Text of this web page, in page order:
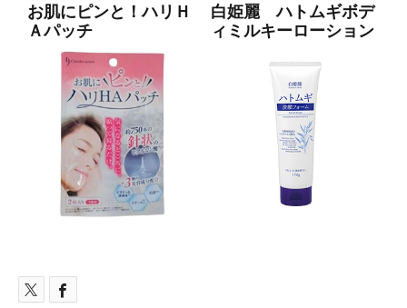
お肌にピンと！ハリＨ
Ａパッチ
白姫麗 ハトムギボデ
ィミルキーローション